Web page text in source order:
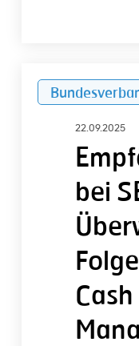
22.09.2025
bei
Cash